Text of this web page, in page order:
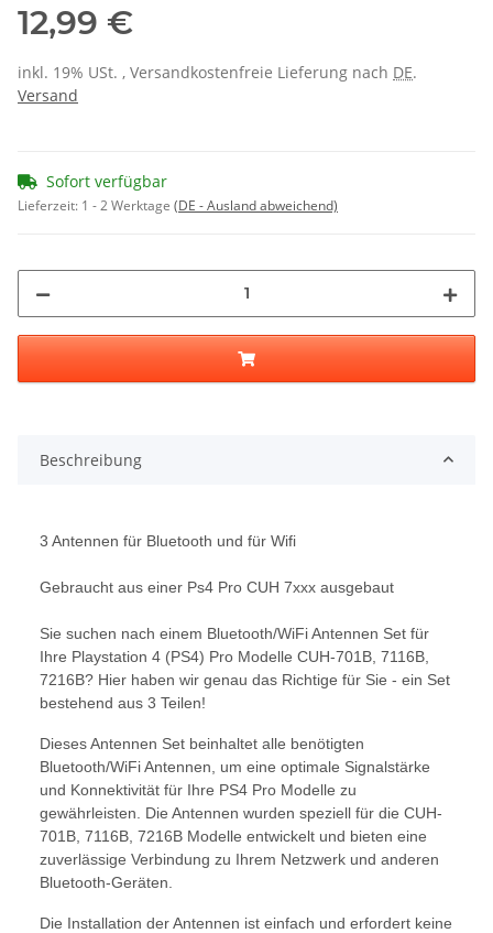
12,99 €
inkl. 19% USt. , Versandkostenfreie Lieferung nach DE.
Versand
Sofort verfügbar
Lieferzeit: 1 - 2 Werktage (DE - Ausland abweichend)
Beschreibung
3 Antennen für Bluetooth und für Wifi
Gebraucht aus einer Ps4 Pro CUH 7xxx ausgebaut
Sie suchen nach einem Bluetooth/WiFi Antennen Set für
Ihre Playstation 4 (PS4) Pro Modelle CUH-701B, 7116B,
7216B? Hier haben wir genau das Richtige für Sie - ein Set
bestehend aus 3 Teilen!
Dieses Antennen Set beinhaltet alle benötigten
Bluetooth/WiFi Antennen, um eine optimale Signalstärke
und Konnektivität für Ihre PS4 Pro Modelle zu
gewährleisten. Die Antennen wurden speziell für die CUH-
701B, 7116B, 7216B Modelle entwickelt und bieten eine
zuverlässige Verbindung zu Ihrem Netzwerk und anderen
Bluetooth-Geräten.
Die Installation der Antennen ist einfach und erfordert keine